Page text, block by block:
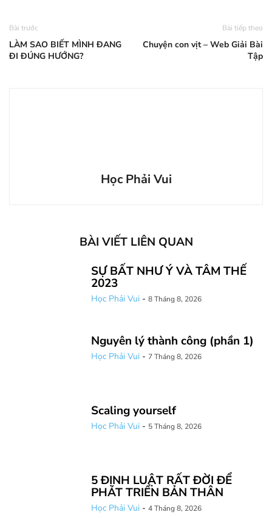
Bài trước
LÀM SAO BIẾT MÌNH ĐANG
ĐI ĐÚNG HƯỚNG?
Bài tiếp theo
Chuyện con vịt – Web Giải Bài
Tập
Học Phải Vui
BÀI VIẾT LIÊN QUAN
SỰ BẤT NHƯ Ý VÀ TÂM THẾ
2023
Học Phải Vui - 8 Tháng 8, 2026
Nguyên lý thành công (phần 1)
Học Phải Vui - 7 Tháng 8, 2026
Scaling yourself
Học Phải Vui - 5 Tháng 8, 2026
5 ĐỊNH LUẬT RẤT ĐỜI ĐỂ
PHÁT TRIỂN BẢN THÂN
Học Phải Vui - 4 Tháng 8, 2026